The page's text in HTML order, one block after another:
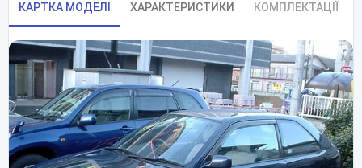
КАРТКА МОДЕЛІ ХАРАКТЕРИСТИКИ КОМПЛЕКТАЦІЇ